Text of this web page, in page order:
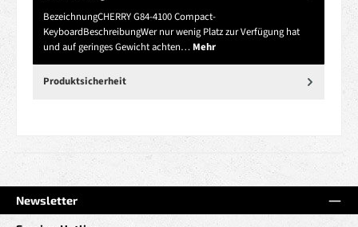
BezeichnungCHERRY G84-4100 Compact-
KeyboardBeschreibungWer nur wenig Platz zur Verfügung hat
und auf geringes Gewicht achten… Mehr
Produktsicherheit
Newsletter